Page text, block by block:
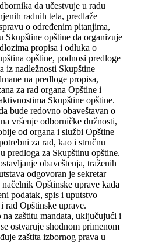
da učestvuje u radu
radnih tela, predlaže
o određenim pitanjima,
Skupštine opštine da organizuje
propisa i odluka o
opštine, podnosi predloge
iz nadležnosti Skupštine
na predloge propisa,
za rad organa Opštine i
Skupštine opštine.
bude redovno obaveštavan o
vršenje odborničke dužnosti,
od organa i službi Opštine
za rad, kao i stručnu
predloga za Skupštinu opštine.
obaveštenja, traženih
odgovoran je sekretar
Opštinske uprave kada
podatak, spis i uputstvo
rad Opštinske uprave.
zaštitu mandata, uključujući i
ostvaruje shodnom primenom
zaštita izbornog prava u